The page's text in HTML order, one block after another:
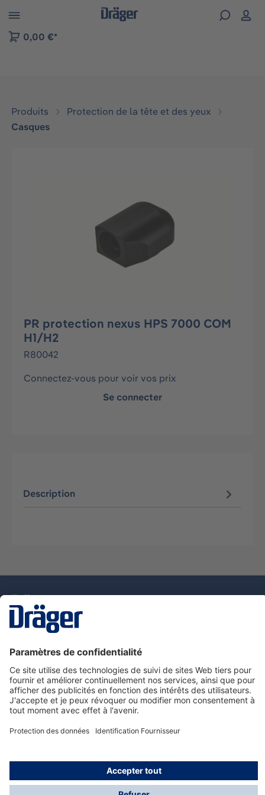
to B2B platform navigation
0,00 €*
Produits
Protection de la tête et des yeux
Casques
PR protection nexus HPS 7000 COM
H1/H2
R80042
Connectez-vous pour voir vos prix
Se connecter
Description
Nous contacter
Service de e-commande Dräger
Informations sur les produits
© Dräger France SAS, 2024
*Prix hors taxe. Frais de gestion et de livraison standard